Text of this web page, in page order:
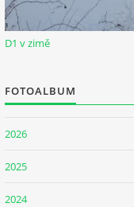
D1 v zimě
FOTOALBUM
2026
2025
2024